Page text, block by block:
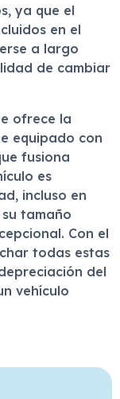
ya que el
en el
a largo
de cambiar
ofrece la
equipado con
fusiona
es
incluso en
tamaño
Con el
todas estas
del
vehículo